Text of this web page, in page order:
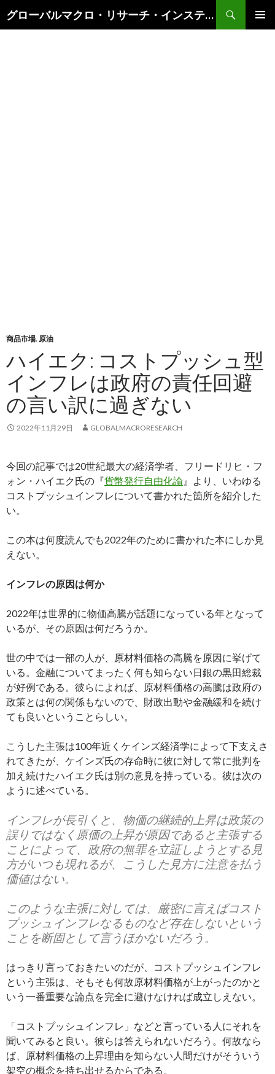
グローバルマクロ・リサーチ・インスティテュート
索
商品市場, 原油
ハイエク: コストプッシュ型
インフレは政府の責任回避
の言い訳に過ぎない
2022年11月29日 GLOBALMACRORESEARCH
今回の記事では20世紀最大の経済学者、フリードリヒ・フ
ォン・ハイエク氏の『貨幣発行自由化論 』より、いわゆる
コストプッシュインフレについて書かれた箇所を紹介した
い。
この本は何度読んでも2022年のために書かれた本にしか見
えない。
インフレの原因は何か
2022年は世界的に物価高騰が話題になっている年となって
いるが、その原因は何だろうか。
世の中では一部の人が、原材料価格の高騰を原因に挙げて
いる。金融についてまったく何も知らない日銀の黒田総裁
が好例である。彼らによれば、原材料価格の高騰は政府の
政策とは何の関係もないので、財政出動や金融緩和を続け
ても良いということらしい。
こうした主張は100年近くケインズ経済学によって下支えさ
れてきたが、ケインズ氏の存命時に彼に対して常に批判を
加え続けたハイエク氏は別の意見を持っている。彼は次の
ように述べている。
インフレが長引くと、物価の継続的上昇は政策の
誤りではなく原価の上昇が原因であると主張する
ことによって、政府の無罪を立証しようとする見
方がいつも現れるが、こうした見方に注意を払う
価値はない。
このような主張に対しては、厳密に言えばコスト
プッシュインフレなるものなど存在しないという
ことを断固として言うほかないだろう。
はっきり言っておきたいのだが、コストプッシュインフレ
という主張は、そもそも何故原材料価格が上がったのかと
いう一番重要な論点を完全に避けなければ成立しえない。
「コストプッシュインフレ」などと言っている人にそれを
聞いてみると良い。彼らは答えられないだろう。何故なら
ば、原材料価格の上昇理由を知らない人間だけがそういう
架空の概念を持ち出せるからである。